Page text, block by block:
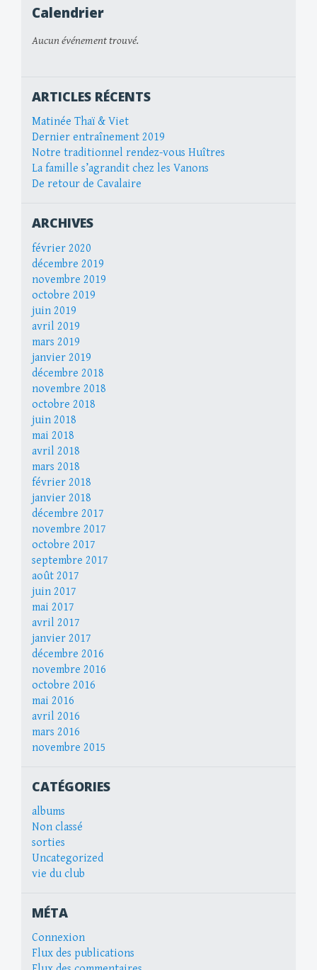
Calendrier
Aucun événement trouvé.
ARTICLES RÉCENTS
Matinée Thaï & Viet
Dernier entraînement 2019
Notre traditionnel rendez-vous Huîtres
La famille s’agrandit chez les Vanons
De retour de Cavalaire
ARCHIVES
février 2020
décembre 2019
novembre 2019
octobre 2019
juin 2019
avril 2019
mars 2019
janvier 2019
décembre 2018
novembre 2018
octobre 2018
juin 2018
mai 2018
avril 2018
mars 2018
février 2018
janvier 2018
décembre 2017
novembre 2017
octobre 2017
septembre 2017
août 2017
juin 2017
mai 2017
avril 2017
janvier 2017
décembre 2016
novembre 2016
octobre 2016
mai 2016
avril 2016
mars 2016
novembre 2015
CATÉGORIES
albums
Non classé
sorties
Uncategorized
vie du club
MÉTA
Connexion
Flux des publications